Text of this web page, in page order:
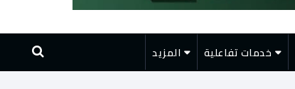
خدمات تفاعلية المزيد